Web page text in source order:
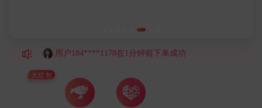
用户158****4895在9分钟前下单成功
用户176****8569在1分钟前下单成功
用户187****8494在3分钟前下单成功
用户155****7638在6分钟前下单成功
大红包